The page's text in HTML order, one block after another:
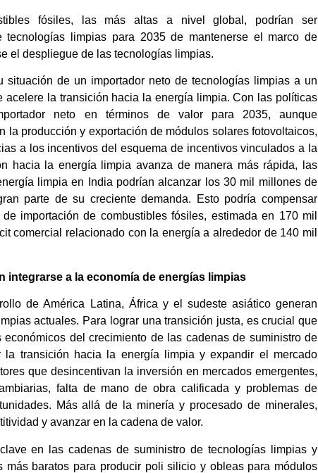
fósiles, las más altas a nivel global, podrían ser
tecnologías limpias para 2035 de mantenerse el marco de
el despliegue de las tecnologías limpias.
situación de un importador neto de tecnologías limpias a un
acelere la transición hacia la energía limpia. Con las políticas
neto en términos de valor para 2035, aunque
la producción y exportación de módulos solares fotovoltaicos,
a los incentivos del esquema de incentivos vinculados a la
hacia la energía limpia avanza de manera más rápida, las
limpia en India podrían alcanzar los 30 mil millones de
parte de su creciente demanda. Esto podría compensar
importación de combustibles fósiles, estimada en 170 mil
comercial relacionado con la energía a alrededor de 140 mil
integrarse a la economía de energías limpias
de América Latina, África y el sudeste asiático generan
actuales. Para lograr una transición justa, es crucial que
del crecimiento de las cadenas de suministro de
la transición hacia la energía limpia y expandir el mercado
que desincentivan la inversión en mercados emergentes,
falta de mano de obra calificada y problemas de
Más allá de la minería y procesado de minerales,
y avanzar en la cadena de valor.
en las cadenas de suministro de tecnologías limpias y
más baratos para producir poli silicio y obleas para módulos